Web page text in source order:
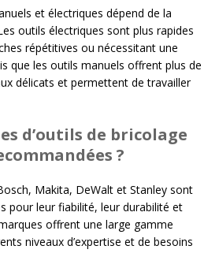
et électriques dépend de la
outils électriques sont plus rapides
répétitives ou nécessitant une
que les outils manuels offrent plus de
délicats et permettent de travailler
d’outils de bricolage
?
Makita, DeWalt et Stanley sont
pour leur fiabilité, leur durabilité et
offrent une large gamme
niveaux d’expertise et de besoins